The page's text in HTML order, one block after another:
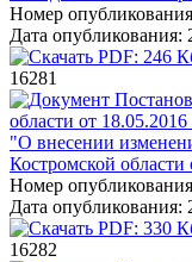
Номер
Дата опубликования:
PDF: 246
16281
области от
"О внесении
Костромской
Номер
Дата опубликования:
PDF: 330
16282